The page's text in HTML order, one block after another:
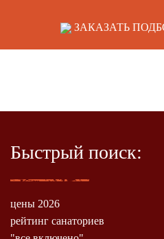
ЗАКАЗАТЬ
Быстрый поиск:
цены 2026
рейтинг санаториев